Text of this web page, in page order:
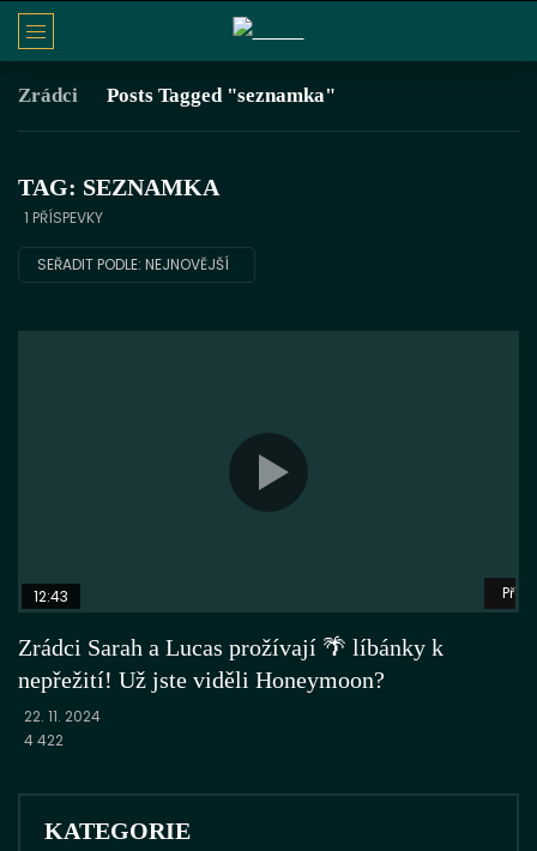
Zrádci Posts Tagged "seznamka"
TAG: SEZNAMKA
1 PŘÍSPEVKY
SEŘADIT PODLE: NEJNOVĚJŠÍ
12:43
Zrádci Sarah a Lucas prožívají 🌴 líbánky k
nepřežití! Už jste viděli Honeymoon?
22. 11. 2024
4 422
KATEGORIE